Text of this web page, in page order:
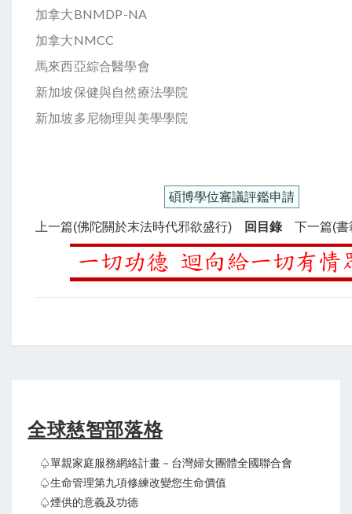
加拿大BNMDP-NA
加拿大NMCC
馬來西亞綜合醫學會
新加坡保健與自然療法學院
新加坡多尼物理與美學學院
碩博學位審議評鑑申請
上一篇(佛陀關於末法時代邪欲盛行) 回目錄 下一篇(書
全球慈智部落格
♤單親家庭服務網絡計畫－台灣婦女團體全國聯合會
♤生命管理第九項修練改變您生命價值
♤煙供的意義及功德